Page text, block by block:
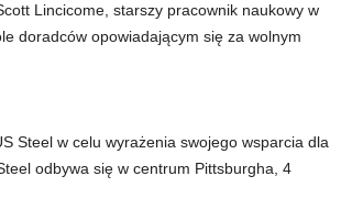
Lincicome, starszy pracownik naukowy w
doradców opowiadającym się za wolnym
Steel w celu wyrażenia swojego wsparcia dla
odbywa się w centrum Pittsburgha, 4